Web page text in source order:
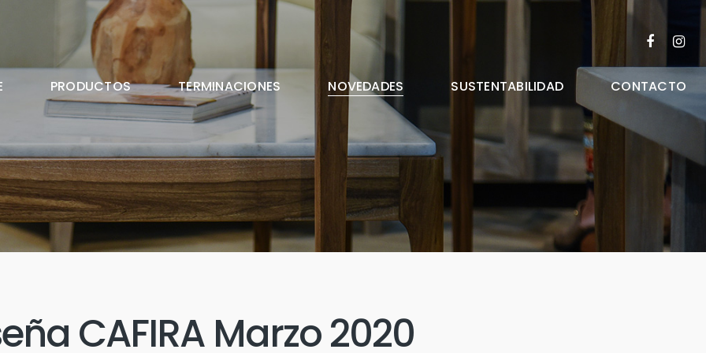
PRODUCTOS TERMINACIONES NOVEDADES SUSTENTABILIDAD CONTACTO
CAFIRA Marzo 2020